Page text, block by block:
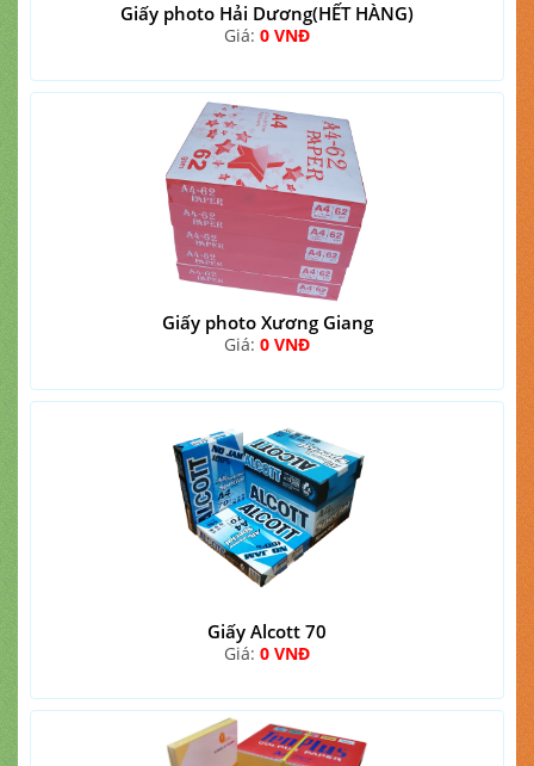
Giấy photo Hải Dương(HẾT HÀNG)
Giá: 0 VNĐ
Giấy photo Xương Giang
Giá: 0 VNĐ
Giấy Alcott 70
Giá: 0 VNĐ